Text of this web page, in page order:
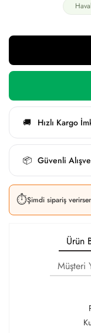
🚚 Hızlı Kargo
📦 Güvenli
⏱️Şimdi sipariş
Ürün
Müşteri